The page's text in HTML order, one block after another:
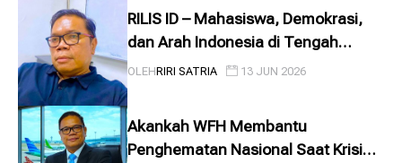
RILIS ID – Mahasiswa, Demokrasi,
dan Arah Indonesia di Tengah
Tekanan Ekonomi
OLEHRIRI SATRIA 13 JUN 2026
Akankah WFH Membantu
Penghematan Nasional Saat Krisis